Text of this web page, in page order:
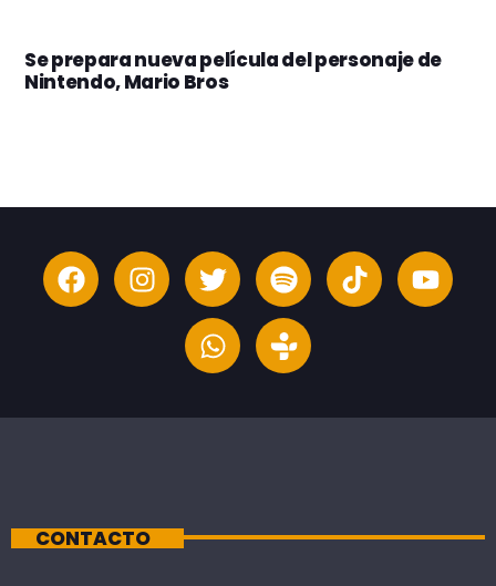
Se prepara nueva película del personaje de
Nintendo, Mario Bros
CONTACTO